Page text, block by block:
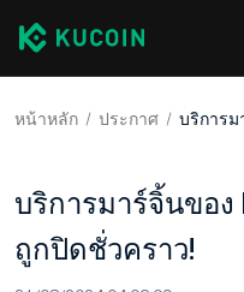
หน้าหลัก ประกาศ
บริการมาร์จิ้นของ
ถูกปิดชั่วคราว!